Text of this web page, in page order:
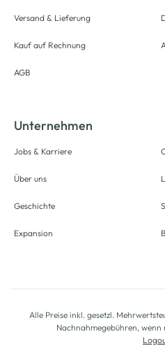
Versand & Lieferung
Kauf auf Rechnung
AGB
Unternehmen
Jobs & Karriere
Über uns
Geschichte
Expansion
Alle Preise inkl. gesetzl.
Nachnahmegebühren,